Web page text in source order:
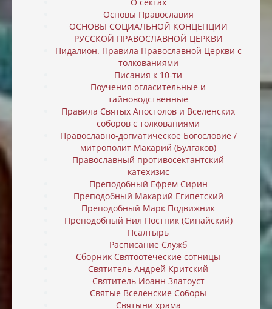
Основы Православия
ОСНОВЫ СОЦИАЛЬНОЙ КОНЦЕПЦИИ
РУССКОЙ ПРАВОСЛАВНОЙ ЦЕРКВИ
Пидалион. Правила Православной Церкви с
толкованиями
Писания к 10-ти
Поучения огласительные и
тайноводственные
Правила Святых Апостолов и Вселенских
соборов с толкованиями
Православно-догматическое Богословие /
митрополит Макарий (Булгаков)
Православный противосектантский
катехизис
Преподобный Ефрем Сирин
Преподобный Макарий Египетский
Преподобный Марк Подвижник
Преподобный Нил Постник (Синайский)
Псалтырь
Расписание Служб
Сборник Святоотеческие сотницы
Святитель Андрей Критский
Святитель Иоанн Златоуст
Святые Вселенские Соборы
Святыни храма